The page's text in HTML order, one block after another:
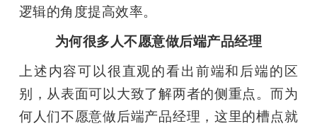
逻辑的角度提高效率。
为何很多人不愿意做后端产品经理
上述内容可以很直观的看出前端和后端的区
别，从表面可以大致了解两者的侧重点。而为
何人们不愿意做后端产品经理，这里的槽点就